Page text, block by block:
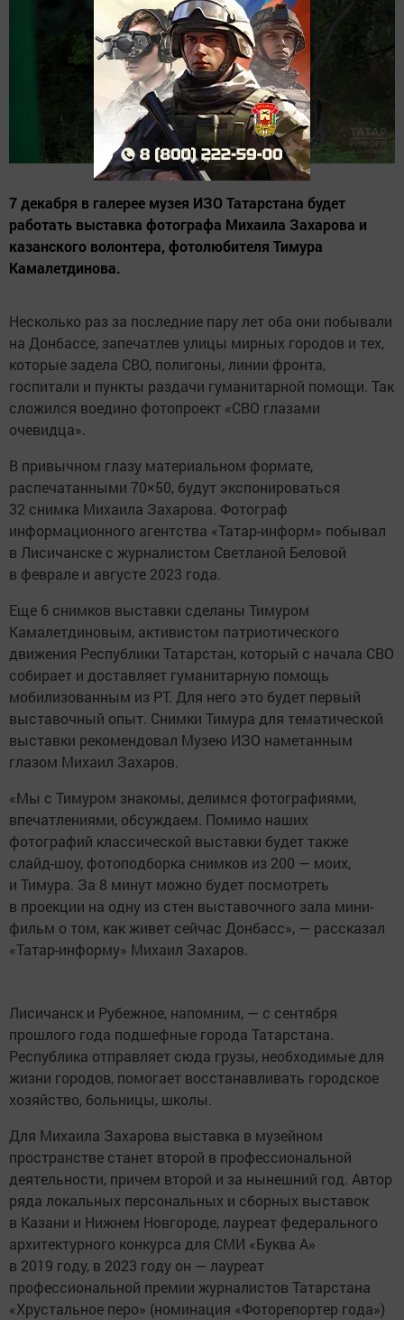
7 декабря в галерее музея ИЗО Татарстана будет
работать выставка фотографа Михаила Захарова и
казанского волонтера, фотолюбителя Тимура
Камалетдинова.
Несколько раз за последние пару лет оба они побывали
на Донбассе, запечатлев улицы мирных городов и тех,
которые задела СВО, полигоны, линии фронта,
госпитали и пункты раздачи гуманитарной помощи. Так
сложился воедино фотопроект «СВО глазами
очевидца».
В привычном глазу материальном формате,
распечатанными 70×50, будут экспонироваться
32 снимка Михаила Захарова. Фотограф
информационного агентства «Татар-информ» побывал
в Лисичанске с журналистом Светланой Беловой
в феврале и августе 2023 года.
Еще 6 снимков выставки сделаны Тимуром
Камалетдиновым, активистом патриотического
движения Республики Татарстан, который с начала СВО
собирает и доставляет гуманитарную помощь
мобилизованным из РТ. Для него это будет первый
выставочный опыт. Снимки Тимура для тематической
выставки рекомендовал Музею ИЗО наметанным
глазом Михаил Захаров.
«Мы с Тимуром знакомы, делимся фотографиями,
впечатлениями, обсуждаем. Помимо наших
фотографий классической выставки будет также
слайд-шоу, фотоподборка снимков из 200 — моих,
и Тимура. За 8 минут можно будет посмотреть
в проекции на одну из стен выставочного зала мини-
фильм о том, как живет сейчас Донбасс», — рассказал
«Татар-информу» Михаил Захаров.
Лисичанск и Рубежное, напомним, — с сентября
прошлого года подшефные города Татарстана.
Республика отправляет сюда грузы, необходимые для
жизни городов, помогает восстанавливать городское
хозяйство, больницы, школы.
Для Михаила Захарова выставка в музейном
пространстве станет второй в профессиональной
деятельности, причем второй и за нынешний год. Автор
ряда локальных персональных и сборных выставок
в Казани и Нижнем Новгороде, лауреат федерального
архитектурного конкурса для СМИ «Буква А»
в 2019 году, в 2023 году он — лауреат
профессиональной премии журналистов Татарстана
«Хрустальное перо» (номинация «Фоторепортер года»)